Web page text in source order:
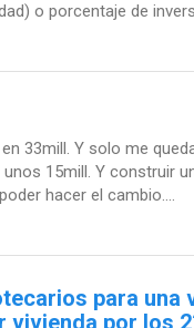
o porcentaje de
33mill. Y solo me
15mill. Y construir
hacer el cambio....
para una